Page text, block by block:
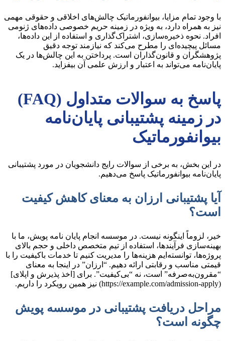
با وجود تمام مزایا، بیوانفورماتیک چالش‌های اخلاقی و حقوقی مهمی
نیز به همراه دارد، به ویژه در زمینه حریم خصوصی داده‌های ژنومی
افراد. نحوه ذخیره‌سازی، اشتراک‌گذاری و استفاده از این داده‌ها،
مسائل پیچیده‌ای را مطرح می‌کند که نیازمند توجه دقیق
پژوهشگران و قانون‌گذاران است. پرداختن به این چالش‌ها در یک
پایان‌نامه می‌تواند به اعتبار و ارزش علمی آن بیفزاید.
پاسخ به سوالات متداول (FAQ)
در زمینه پشتیبانی پایان‌نامه
بیوانفورماتیک
در این بخش، به برخی از سوالات رایج دانشجویان در مورد پشتیبانی
پایان‌نامه بیوانفورماتیک پاسخ می‌دهیم.
آیا پشتیبانی ارزان به معنای کاهش کیفیت
است؟
خیر، لزوماً اینگونه نیست. در موسسه انجام پایان نامه پویش، ما با
بهینه‌سازی فرآیندها، استفاده از تیم متخصص داخلی و حجم بالای
پروژه‌ها، توانسته‌ایم هزینه‌ها را مدیریت کنیم تا خدمات باکیفیت را با
قیمتی مناسب و رقابتی ارائه دهیم. “ارزان” در اینجا به معنای
“مقرون‌به‌صرفه” است، نه “بی‌کیفیت”. برای [اخذ پذیرش و اپلای]
(https://example.com/admission-apply) نیز همین رویکرد را داریم.
مراحل دریافت پشتیبانی در موسسه پویش
چگونه است؟